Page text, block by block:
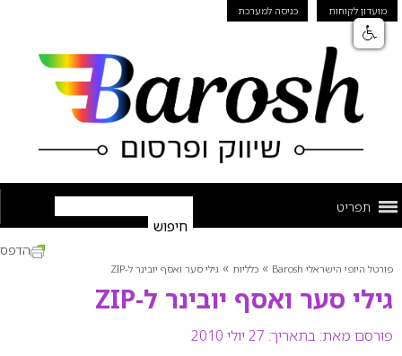
מועדון לקוחות כניסה למערכת
תפריט
פורטל היופי הישראלי Barosh » כלליות » גילי סער ואסף יובינר ל-ZIP
גילי סער ואסף יובינר ל-ZIP
פורסם מאת: בתאריך: 27 יולי 2010
הדפס